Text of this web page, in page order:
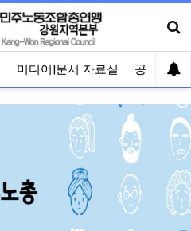
미디어|문서 자료실 공유게시